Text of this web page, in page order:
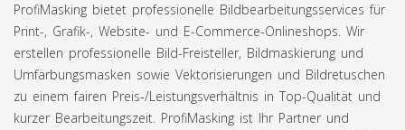
ProfiMasking bietet professionelle Bildbearbeitungsservices für
Print-, Grafik-, Website- und E-Commerce-Onlineshops. Wir
erstellen professionelle Bild-Freisteller, Bildmaskierung und
Umfärbungsmasken sowie Vektorisierungen und Bildretuschen
zu einem fairen Preis-/Leistungsverhältnis in Top-Qualität und
kurzer Bearbeitungszeit. ProfiMasking ist Ihr Partner und